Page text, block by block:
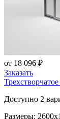
от 18 096 ₽
Заказать
Доступно 2
Размеры: